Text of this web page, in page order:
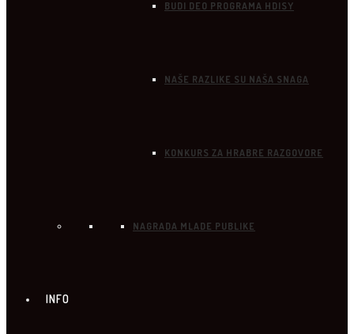
BUDI DEO PROGRAMA HDISY
NAŠE RAZLIKE SU NAŠA SNAGA
KONKURS ZA HRABRE RAZGOVORE
NAGRADA MLADE PUBLIKE
INFO